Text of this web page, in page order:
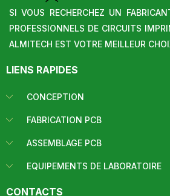
SI VOUS RECHERCHEZ UN
PROFESSIONNELS DE CIRCUITS
ALMITECH EST VOTRE MEILLEUR
LIENS RAPIDES
CONCEPTION
FABRICATION PCB
ASSEMBLAGE PCB
EQUIPEMENTS DE LABORATOIRE
CONTACTS